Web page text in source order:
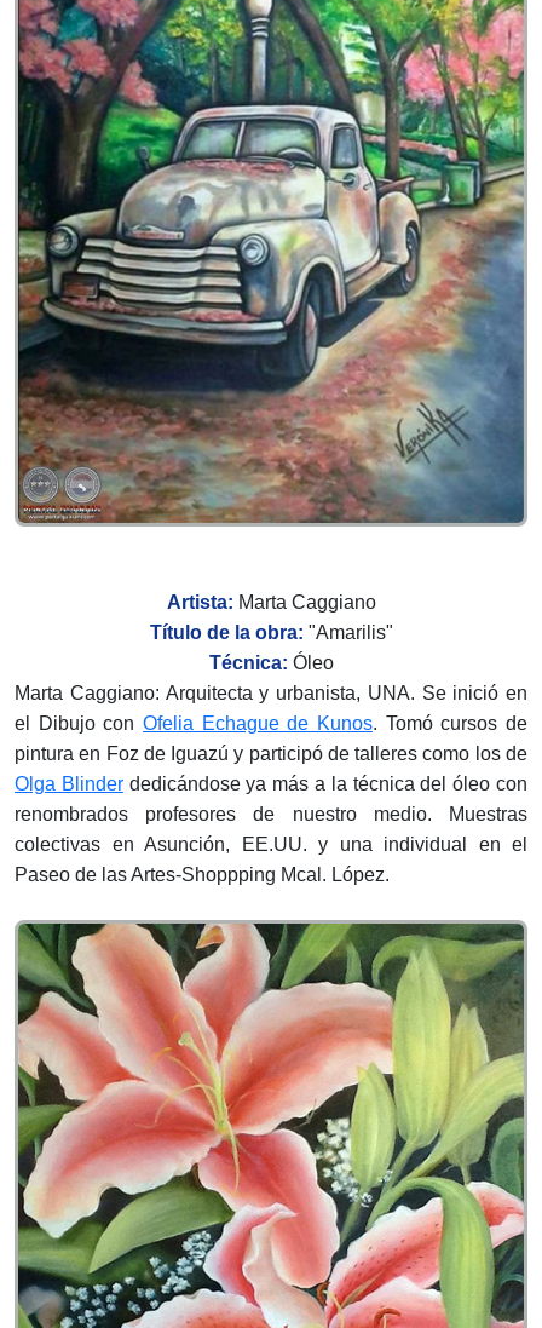
Artista: Marta Caggiano
Título de la obra: "Amarilis"
Técnica: Óleo
Marta Caggiano: Arquitecta y urbanista, UNA. Se inició en
el Dibujo con Ofelia Echague de Kunos. Tomó cursos de
pintura en Foz de Iguazú y participó de talleres como los de
Olga Blinderdedicándose ya más a la técnica del óleo con
renombrados profesores de nuestro medio. Muestras
colectivas en Asunción, EE.UU. y una individual en el
Paseo de las Artes-Shoppping Mcal. López.